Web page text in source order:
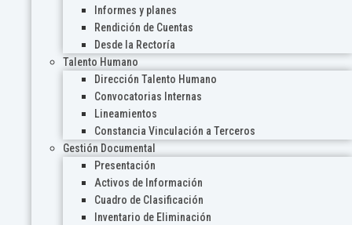
Informes y planes
Rendición de Cuentas
Desde la Rectoría
Talento Humano
Dirección Talento Humano
Convocatorias Internas
Lineamientos
Constancia Vinculación a Terceros
Gestión Documental
Presentación
Activos de Información
Cuadro de Clasificación
Inventario de Eliminación